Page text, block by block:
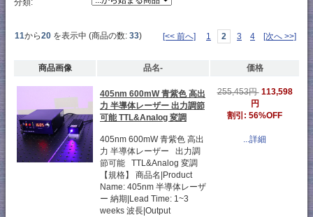
分類:
11から20 を表示中 (商品の数: 33) [<< 前へ] 1 2 3 4 [次へ >>]
商品画像 品名- 価格
405nm 600mW 青紫色 高出
力 半導体レーザー 出力調節
可能 TTL&Analog 変調
405nm 600mW 青紫色 高出
力 半導体レーザー 出力調
節可能 TTL&Analog 変調
【規格】 商品名|Product
Name: 405nm 半導体レーザ
ー 納期|Lead Time: 1~3
weeks 波長|Output
255,453円 113,598
円
割引: 56%OFF
...詳細